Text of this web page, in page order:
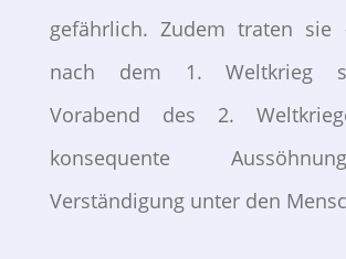
gefährlich. Zudem traten
nach dem 1. Weltkrieg
Vorabend des 2.
konsequente
Verständigung unter den